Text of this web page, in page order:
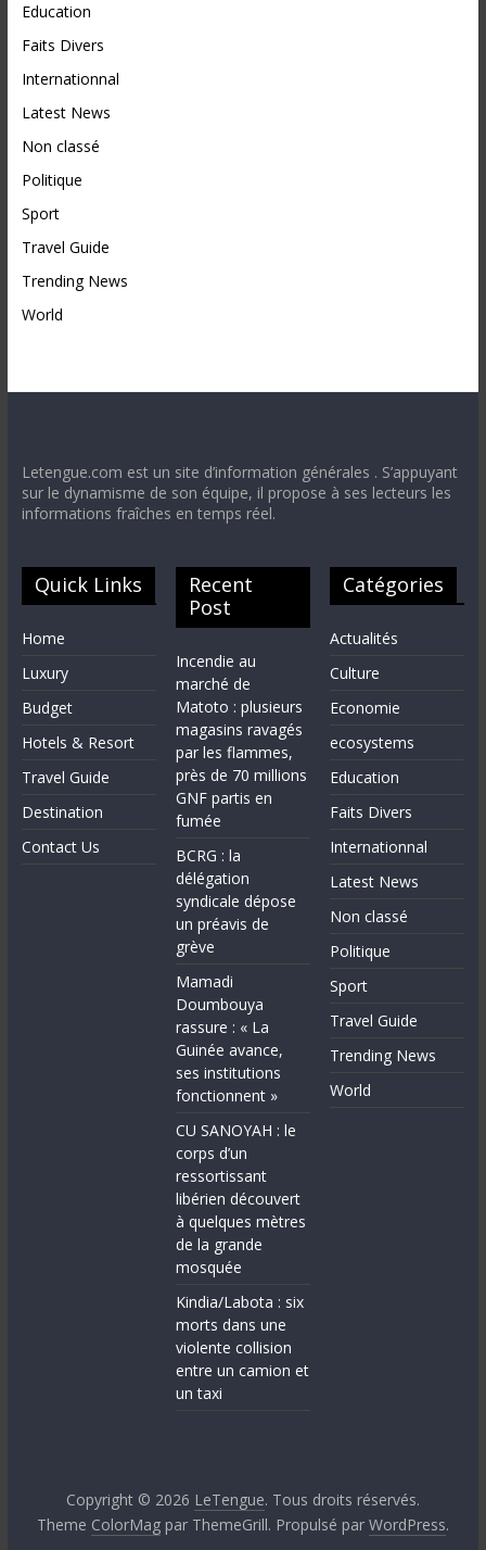
Education
Faits Divers
Internationnal
Latest News
Non classé
Politique
Sport
Travel Guide
Trending News
World
Letengue.com est un site d’information générales . S’appuyant
sur le dynamisme de son équipe, il propose à ses lecteurs les
informations fraîches en temps réel.
Quick Links
Home
Luxury
Budget
Hotels & Resort
Travel Guide
Destination
Contact Us
Recent
Post
Incendie au
marché de
Matoto : plusieurs
magasins ravagés
par les flammes,
près de 70 millions
GNF partis en
fumée
BCRG : la
délégation
syndicale dépose
un préavis de
grève
Mamadi
Doumbouya
rassure : « La
Guinée avance,
ses institutions
fonctionnent »
CU SANOYAH : le
corps d’un
ressortissant
libérien découvert
à quelques mètres
de la grande
mosquée
Kindia/Labota : six
morts dans une
violente collision
entre un camion et
un taxi
Catégories
Actualités
Culture
Economie
ecosystems
Education
Faits Divers
Internationnal
Latest News
Non classé
Politique
Sport
Travel Guide
Trending News
World
Copyright © 2026 LeTengue. Tous droits réservés.
Theme ColorMagpar ThemeGrill. Propulsé par WordPress.